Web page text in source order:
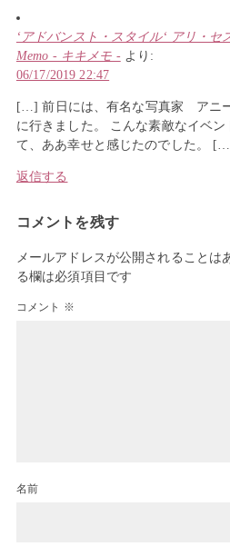
‘アドバンスト・スタイル‘ アリ・
Memo - キキメモ - より:
06/17/2019 22:47
[…] 前日には、有名な写真家 アニ
に行きました。 こんな素敵なイベ
て、ああ幸せと感じたのでした。
返信する
コメントを残す
メールアドレスが公開されることは
る欄は必須項目です
コメント ※
名前